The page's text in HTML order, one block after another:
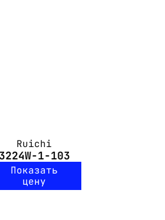
Ruichi
3224W-1-103
Показать
цену